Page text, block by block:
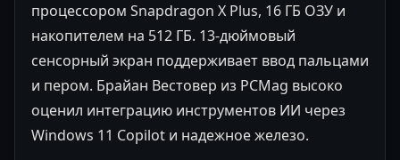
процессором Snapdragon X Plus, 16 ГБ ОЗУ и
накопителем на 512 ГБ. 13-дюймовый
сенсорный экран поддерживает ввод пальцами
и пером. Брайан Вестовер из PCMag высоко
оценил интеграцию инструментов ИИ через
Windows 11 Copilot и надежное железо.